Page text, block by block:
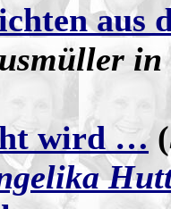
aus
wird …(